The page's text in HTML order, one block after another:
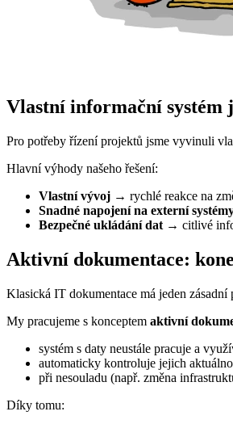
Vlastní informační
Pro potřeby řízení projektů jsme vyvinuli
Hlavní výhody našeho řešení:
Vlastní vývoj → rychlé reakce na
Snadné napojení na externí
Bezpečné ukládání dat → citlivé
Aktivní dokumentace:
Klasická IT dokumentace má jeden
My pracujeme s konceptem aktivní
systém s daty neustále pracuje a
automaticky kontroluje jejich
při nesouladu (např. změna
Díky tomu: